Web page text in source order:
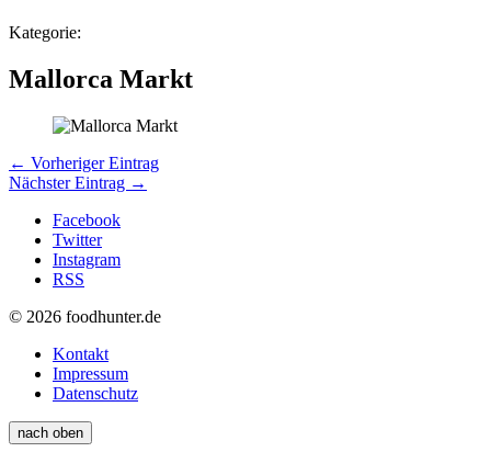
Kategorie:
Mallorca Markt
← Vorheriger Eintrag
Nächster Eintrag →
Facebook
Twitter
Instagram
RSS
© 2026 foodhunter.de
Kontakt
Impressum
Datenschutz
nach oben